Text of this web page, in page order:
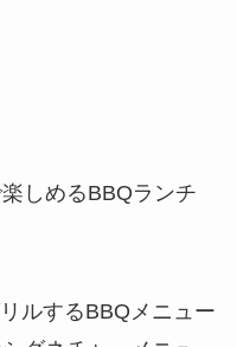
グネチャーメニュー
豪快に炭火や鉄板で
がいっそう食欲を刺